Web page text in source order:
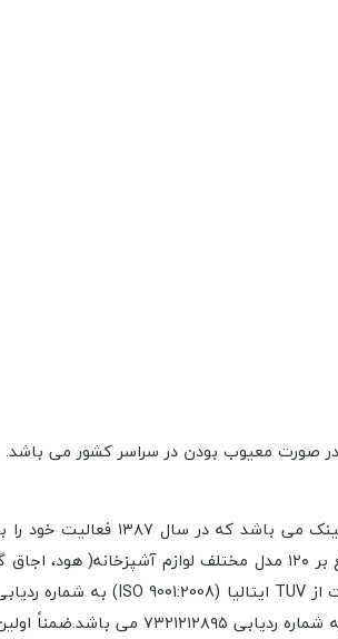
تهران و در مساحتی بالغ بر ۱۶ هزار متر مربع شروع نمود. این کارخانه در این